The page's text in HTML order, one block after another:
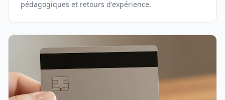
pédagogiques et retours d'expérience.